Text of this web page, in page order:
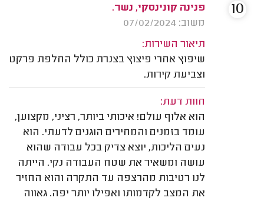
פנינה קונינסקי, נשר.
משוב: 07/02/2024
תיאור השירות:
שיפוץ אחרי פיצוץ בצנרת כולל החלפת פרקט
וצביעת קירות.
חוות דעת:
הוא אלוף עולם! איכותי ביותר, רציני, מקצוען,
עומד בזמנים והמחירים הוגנים לדעתי. הוא
נעים הליכות, יוצא צדיק בכל עבודה שהוא
עושה ומשאיר את שטח העבודה נקי. הייתה
לנו רטיבות מהרצפה עד התקרה והוא החזיר
את המצב לקדמותו ואפילו יותר יפה. גאווה
10